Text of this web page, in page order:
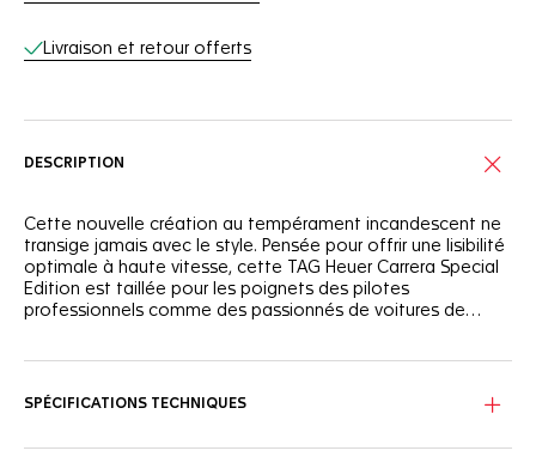
Livraison et retour offerts
DESCRIPTION
Cette nouvelle création au tempérament incandescent ne
transige jamais avec le style. Pensée pour offrir une lisibilité
optimale à haute vitesse, cette TAG Heuer Carrera Special
Edition est taillée pour les poignets des pilotes
professionnels comme des passionnés de voitures de
captivante est désormais proposée avec un élégant
SPÉCIFICATIONS TECHNIQUES